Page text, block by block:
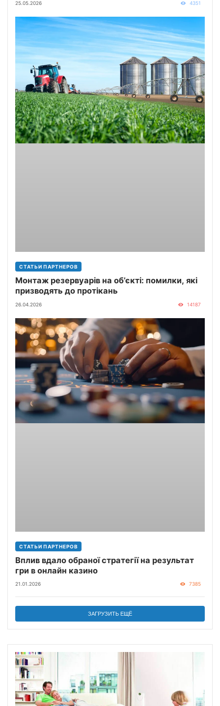
25.05.2026 4351
СТАТЬИ ПАРТНЕРОВ
Монтаж резервуарів на об’єкті: помилки, які
призводять до протікань
26.04.2026 14187
СТАТЬИ ПАРТНЕРОВ
Вплив вдало обраної стратегії на результат
гри в онлайн казино
21.01.2026 7385
ЗАГРУЗИТЬ ЕЩЁ